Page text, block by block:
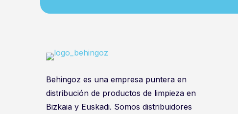
Behingoz es una empresa puntera en
distribución de productos de limpieza en
Bizkaia y Euskadi. Somos distribuidores